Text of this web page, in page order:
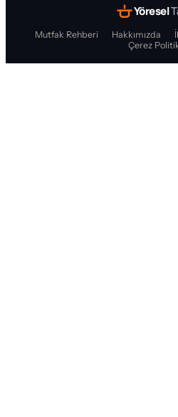
Yöresel
Mutfak Rehberi Hakkımızda
Çerez